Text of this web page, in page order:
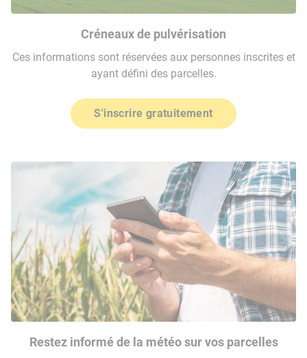
Créneaux de pulvérisation
Ces informations sont réservées aux personnes inscrites et
ayant défini des parcelles.
S'inscrire gratuitement
Restez informé de la météo sur vos parcelles